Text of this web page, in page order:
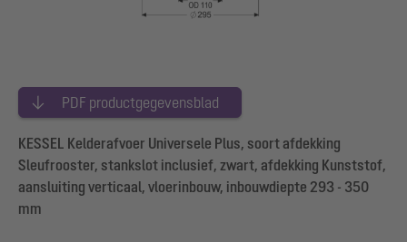
PDF productgegevensblad
KESSEL Kelderafvoer Universele Plus, soort afdekking
Sleufrooster, stankslot inclusief, zwart, afdekking Kunststof,
aansluiting verticaal, vloerinbouw, inbouwdiepte 293 - 350
mm